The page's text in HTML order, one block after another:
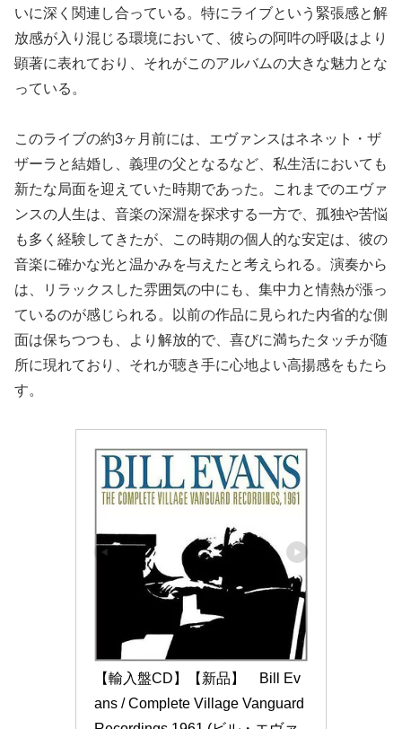
いに深く関連し合っている。特にライブという緊張感と解
放感が入り混じる環境において、彼らの阿吽の呼吸はより
顕著に表れており、それがこのアルバムの大きな魅力とな
っている。
このライブの約3ヶ月前には、エヴァンスはネネット・ザ
ザーラと結婚し、義理の父となるなど、私生活においても
新たな局面を迎えていた時期であった。これまでのエヴァ
ンスの人生は、音楽の深淵を探求する一方で、孤独や苦悩
も多く経験してきたが、この時期の個人的な安定は、彼の
音楽に確かな光と温かみを与えたと考えられる。演奏から
は、リラックスした雰囲気の中にも、集中力と情熱が漲っ
ているのが感じられる。以前の作品に見られた内省的な側
面は保ちつつも、より解放的で、喜びに満ちたタッチが随
所に現れており、それが聴き手に心地よい高揚感をもたら
す。
【輸入盤CD】【新品】　Bill Ev
ans / Complete Village Vanguard